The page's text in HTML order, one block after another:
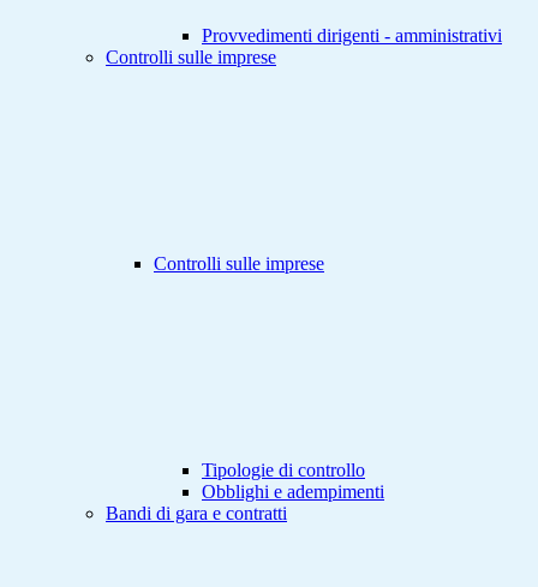
Provvedimenti dirigenti - amministrativi
Controlli sulle imprese
Controlli sulle imprese
Tipologie di controllo
Obblighi e adempimenti
Bandi di gara e contratti